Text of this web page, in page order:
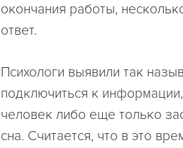
окончания работы,
ответ.
Психологи выявили так
подключиться к
человек либо еще только
сна. Считается, что в это